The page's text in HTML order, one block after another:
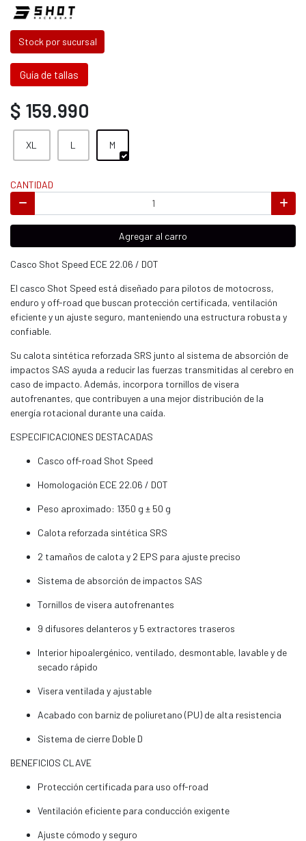
Stock por sucursal
Guía de tallas
$ 159.990
XL L M
CANTIDAD
Agregar al carro
Casco Shot Speed ECE 22.06 / DOT
El casco Shot Speed está diseñado para pilotos de motocross,
enduro y off-road que buscan protección certificada, ventilación
eficiente y un ajuste seguro, manteniendo una estructura robusta y
confiable.
Su calota sintética reforzada SRS junto al sistema de absorción de
impactos SAS ayuda a reducir las fuerzas transmitidas al cerebro en
caso de impacto. Además, incorpora tornillos de visera
autofrenantes, que contribuyen a una mejor distribución de la
energía rotacional durante una caída.
ESPECIFICACIONES DESTACADAS
Casco off-road Shot Speed
Homologación ECE 22.06 / DOT
Peso aproximado: 1350 g ± 50 g
Calota reforzada sintética SRS
2 tamaños de calota y 2 EPS para ajuste preciso
Sistema de absorción de impactos SAS
Tornillos de visera autofrenantes
9 difusores delanteros y 5 extractores traseros
Interior hipoalergénico, ventilado, desmontable, lavable y de
secado rápido
Visera ventilada y ajustable
Acabado con barniz de poliuretano (PU) de alta resistencia
Sistema de cierre Doble D
BENEFICIOS CLAVE
Protección certificada para uso off-road
Ventilación eficiente para conducción exigente
Ajuste cómodo y seguro